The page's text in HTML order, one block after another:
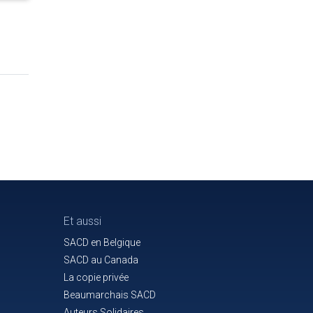
Et aussi
SACD en Belgique
SACD au Canada
La copie privée
Beaumarchais SACD